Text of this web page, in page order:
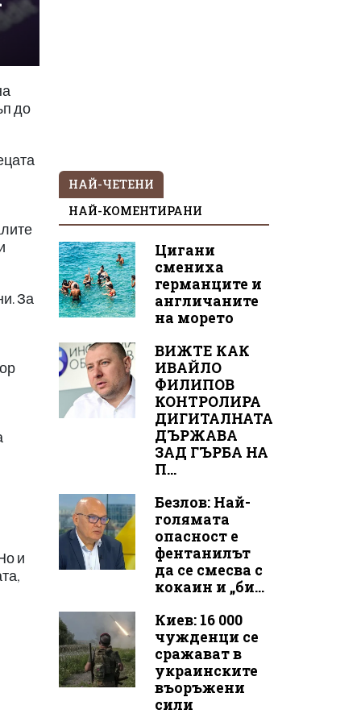
до
За
и
НАЙ-ЧЕТЕНИ
НАЙ-КОМЕНТИРАНИ
Цигани
смениха
германците и
англичаните
на морето
ВИЖТЕ КАК
ИВАЙЛО
ФИЛИПОВ
КОНТРОЛИРА
ДИГИТАЛНАТА
ДЪРЖАВА
ЗАД ГЪРБА НА
П...
Безлов: Най-
голямата
опасност е
фентанилът
да се смесва с
кокаин и „би...
Киев: 16 000
чужденци се
сражават в
украинските
въоръжени
сили